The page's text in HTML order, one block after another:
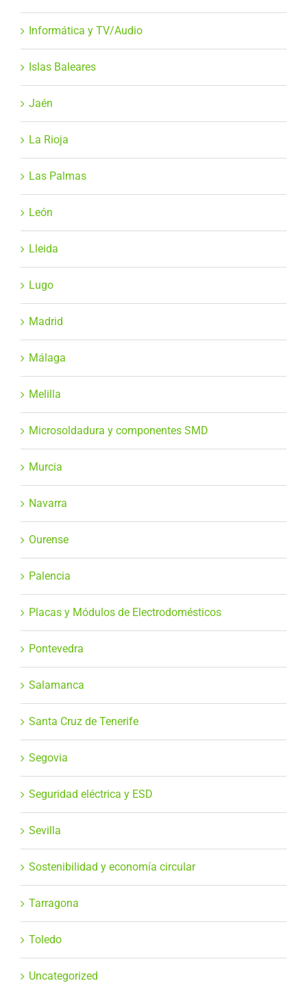
Informática y TV/Audio
Islas Baleares
Jaén
La Rioja
Las Palmas
León
Lleida
Lugo
Madrid
Málaga
Melilla
Microsoldadura y componentes SMD
Murcia
Navarra
Ourense
Palencia
Placas y Módulos de Electrodomésticos
Pontevedra
Salamanca
Santa Cruz de Tenerife
Segovia
Seguridad eléctrica y ESD
Sevilla
Sostenibilidad y economía circular
Tarragona
Toledo
Uncategorized